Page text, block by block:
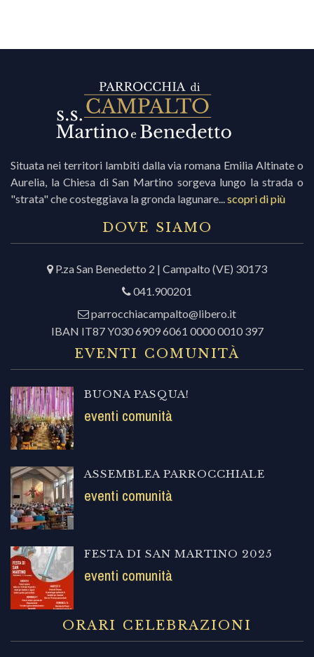
Situata nei territori lambiti dalla via romana Emilia Altinate o
Aurelia, la Chiesa di San Martino sorgeva lungo la strada o
"strata" che costeggiava la gronda lagunare... scopri di più
DOVE SIAMO
P.za San Benedetto 2 | Campalto (VE) 30173
041.900201
parrocchiacampalto@libero.it
IBAN IT87 Y030 6909 6061 0000 0010 397
EVENTI COMUNITÀ
BUONA PASQUA!
eventi comunità
ASSEMBLEA PARROCCHIALE
eventi comunità
FESTA DI SAN MARTINO 2025
eventi comunità
ORARI CELEBRAZIONI